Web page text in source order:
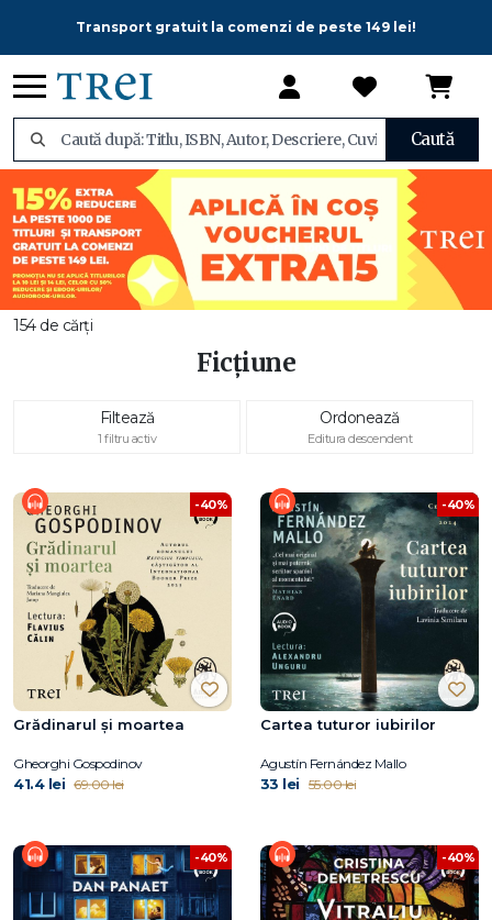
Transport gratuit la comenzi de peste 149 lei!
Caută
154 de cărți
Ficțiune
Filtează
1 filtru activ
Ordonează
Editura descendent
-40%
Grădinarul și moartea
Gheorghi Gospodinov
41.4 lei 69.00 lei
-40%
Cartea tuturor iubirilor
Agustín Fernández Mallo
33 lei 55.00 lei
-40% -40%